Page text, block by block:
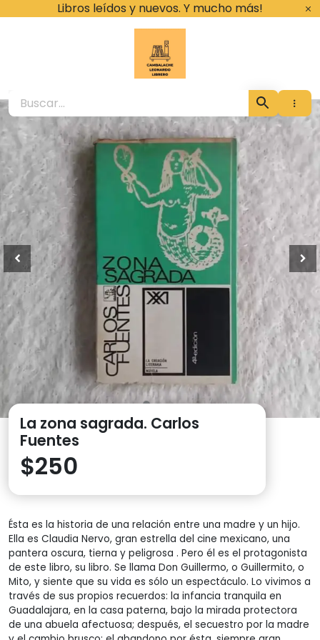
Libros leídos y nuevos. Y mucho más!
Cambalache
La zona sagrada. Carlos
Fuentes
$250
Ésta es la historia de una relación entre una madre y un hijo.
Ella es Claudia Nervo, gran estrella del cine mexicano, una
pantera oscura, tierna y peligrosa . Pero él es el protagonista
de este libro, su libro. Se llama Don Guillermo, o Guillermito, o
Mito, y siente que su vida es sólo un espectáculo. Lo vivimos a
través de sus propios recuerdos: la infancia tranquila en
Guadalajara, en la casa paterna, bajo la mirada protectora
de una abuela afectuosa; después, el secuestro por la madre